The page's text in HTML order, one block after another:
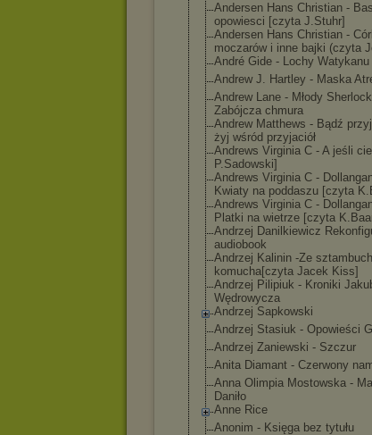
Andersen Hans Christian -
opowiesci [czyta J.Stuhr]
Andersen Hans Christian -
moczarów i inne bajki (czyta
André Gide - Lochy Watykanu
Andrew J. Hartley - Maska
Andrew Lane - Młody
Zabójcza chmura
Andrew Matthews - Bądź
żyj wśród przyjaciół
Andrews Virginia C - A jeśli
P.Sadowski]
Andrews Virginia C -
Kwiaty na poddaszu [czyta
Andrews Virginia C -
Platki na wietrze [czyta
Andrzej Danilkiewicz
audiobook
Andrzej Kalinin -Ze
komucha[czyta Jacek Kiss]
Andrzej Pilipiuk - Kroniki
Wędrowycza
Andrzej Sapkowski
Andrzej Stasiuk - Opowieści
Andrzej Zaniewski - Szczur
Anita Diamant - Czerwony
Anna Olimpia Mostowska -
Daniło
Anne Rice
Anonim - Księga bez tytułu